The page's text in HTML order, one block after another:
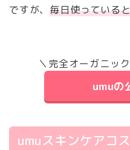
ですが、毎日使っている
＼完全オーガニッ
umuの
umuスキンケアコ